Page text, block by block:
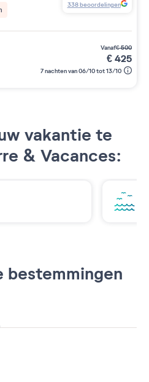
338beoordelingen
vanaf€500
€425
7 nachten van 06/10 tot 13/10
vakantie te
& Vacances:
bestemmingen